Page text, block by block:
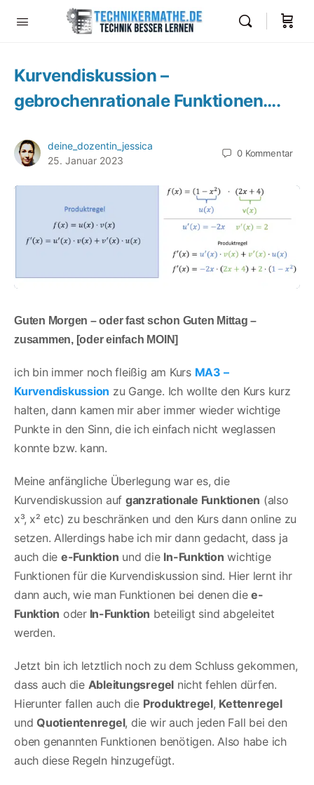
Kurvendiskussion –
gebrochenrationale Funktionen….
deine_dozentin_jessica
25. Januar 2023
0 Kommentar
Guten Morgen – oder fast schon Guten Mittag –
zusammen, [oder einfach MOIN]
ich bin immer noch fleißig am Kurs MA3 –
Kurvendiskussion zu Gange. Ich wollte den Kurs kurz
halten, dann kamen mir aber immer wieder wichtige
Punkte in den Sinn, die ich einfach nicht weglassen
konnte bzw. kann.
Meine anfängliche Überlegung war es, die
Kurvendiskussion auf ganzrationale Funktionen (also
x³, x² etc) zu beschränken und den Kurs dann online zu
setzen. Allerdings habe ich mir dann gedacht, dass ja
auch die e-Funktion und die ln-Funktion wichtige
Funktionen für die Kurvendiskussion sind. Hier lernt ihr
dann auch, wie man Funktionen bei denen diee-
Funktion oderln-Funktion beteiligt sind abgeleitet
werden.
Jetzt bin ich letztlich noch zu dem Schluss gekommen,
dass auch die Ableitungsregel nicht fehlen dürfen.
Hierunter fallen auch die Produktregel, Kettenregel
undQuotientenregel, die wir auch jeden Fall bei den
oben genannten Funktionen benötigen. Also habe ich
auch diese Regeln hinzugefügt.